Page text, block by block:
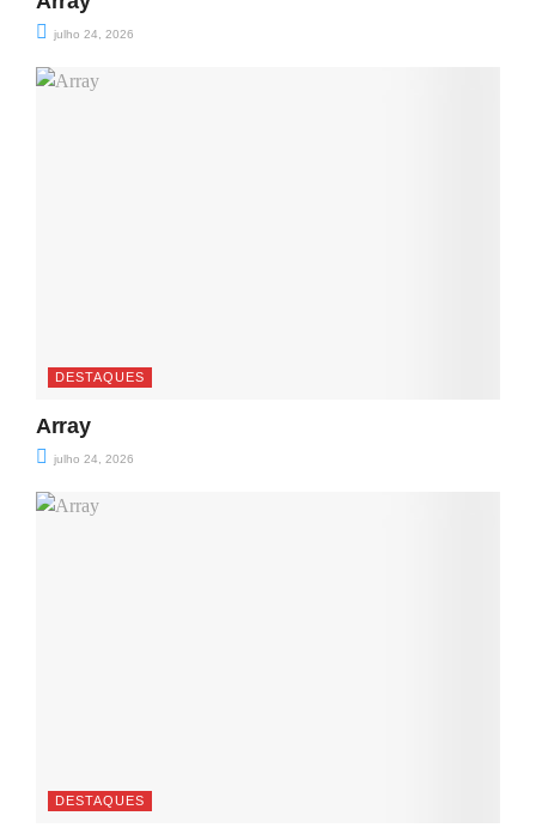
julho 24, 2026
DESTAQUES
Array
julho 24, 2026
DESTAQUES